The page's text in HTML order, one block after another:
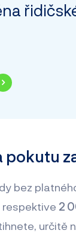
pokutu
bez
respektive 2
určitě